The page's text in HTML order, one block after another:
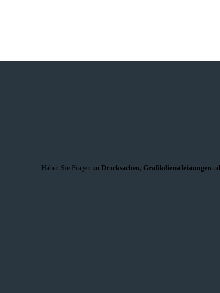
Haben Sie Fragen zu Drucksachen, Grafikdienstleistungen